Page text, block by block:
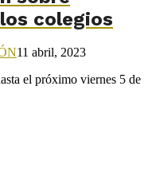
colegios
11 abril, 2023
el próximo viernes 5 de